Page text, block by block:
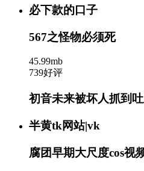
必下款的口子
567之怪物必须死
45.99mb
739好评
初音未来被坏人抓到吐
半黄tk网站|vk
腐团早期大尺度cos视